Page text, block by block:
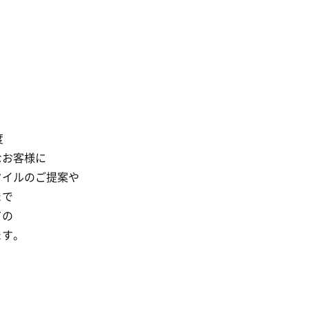
客様に
ルのご提案や
。